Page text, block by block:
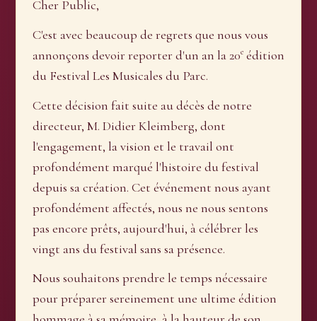
Cher Public,
C'est avec beaucoup de regrets que nous vous
annonçons devoir reporter d'un an la 20eédition
du Festival Les Musicales du Parc.
Cette décision fait suite au décès de notre
directeur, M. Didier Kleimberg, dont
l'engagement, la vision et le travail ont
profondément marqué l'histoire du festival
depuis sa création. Cet événement nous ayant
profondément affectés, nous ne nous sentons
pas encore prêts, aujourd'hui, à célébrer les
vingt ans du festival sans sa présence.
Nous souhaitons prendre le temps nécessaire
pour préparer sereinement une ultime édition